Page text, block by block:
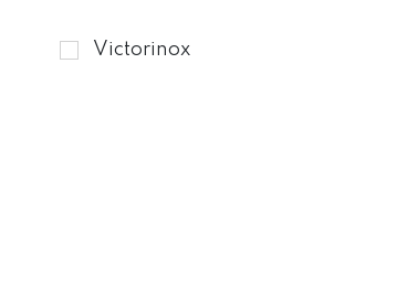
Victorinox